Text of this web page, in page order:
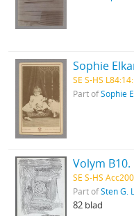
SE S-HS
Part ofSophie
Volym
SE S-HS
Part ofSten G.
82 blad